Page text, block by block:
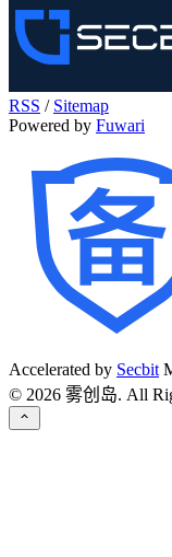
RSS / Sitemap
Powered by Fuwari
Accelerated by Secbit
© 2026 雾创岛. All